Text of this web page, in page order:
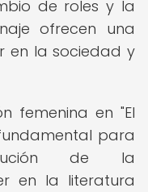
de roles y la
ofrecen una
en la sociedad y
femenina en "El
para
de la
en la literatura